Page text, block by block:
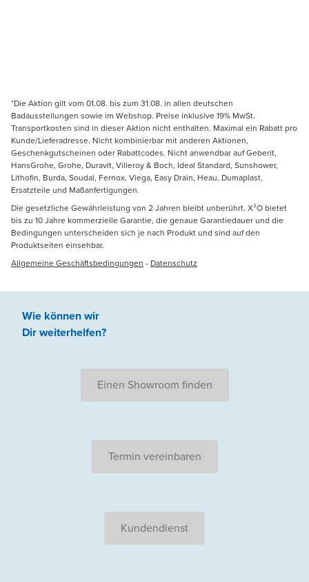
*Die Aktion gilt vom 01.08. bis zum 31.08. in allen deutschen
Badausstellungen sowie im Webshop. Preise inklusive 19% MwSt.
Transportkosten sind in dieser Aktion nicht enthalten. Maximal ein Rabatt pro
Kunde/Lieferadresse. Nicht kombinierbar mit anderen Aktionen,
Geschenkgutscheinen oder Rabattcodes. Nicht anwendbar auf Geberit,
HansGrohe, Grohe, Duravit, Villeroy & Boch, Ideal Standard, Sunshower,
Lithofin, Burda, Soudal, Fernox, Viega, Easy Drain, Heau, Dumaplast,
Ersatzteile und Maßanfertigungen.
Die gesetzliche Gewährleistung von 2 Jahren bleibt unberührt. X²O bietet
bis zu 10 Jahre kommerzielle Garantie, die genaue Garantiedauer und die
Bedingungen unterscheiden sich je nach Produkt und sind auf den
Produktseiten einsehbar.
Allgemeine Geschäftsbedingungen - Datenschutz
Wie können wir
Dir weiterhelfen?
Einen Showroom finden
Termin vereinbaren
Kundendienst